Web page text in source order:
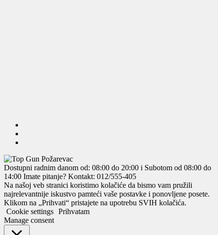
Dostupni radnim danom od: 08:00 do 20:00 i Subotom od 08:00 do
14:00 Imate pitanje? Kontakt: 012/555-405
Na našoj veb stranici koristimo kolačiće da bismo vam pružili
najrelevantnije iskustvo pamteći vaše postavke i ponovljene posete.
Klikom na „Prihvati“ pristajete na upotrebu SVIH kolačića.
Cookie settings Prihvatam
Manage consent